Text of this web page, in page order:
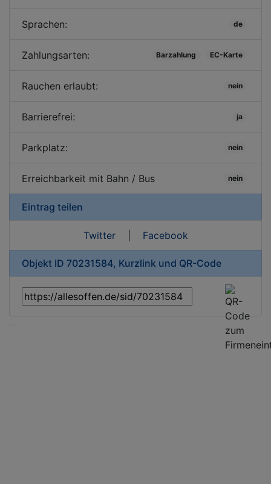
Sprachen: de
Zahlungsarten: Barzahlung EC-Karte
Rauchen erlaubt: nein
Barrierefrei: ja
Parkplatz: nein
Erreichbarkeit mit Bahn / Bus nein
Eintrag teilen
Twitter| Facebook
Objekt ID 70231584, Kurzlink und QR-Code